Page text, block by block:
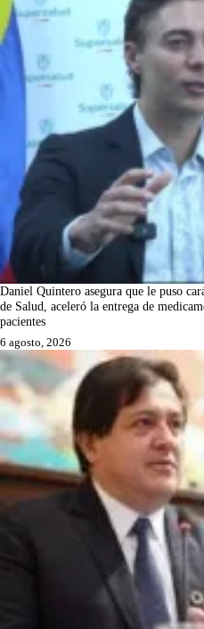
Daniel Quintero asegura que le puso
de Salud, aceleró la entrega de
pacientes
6 agosto, 2026